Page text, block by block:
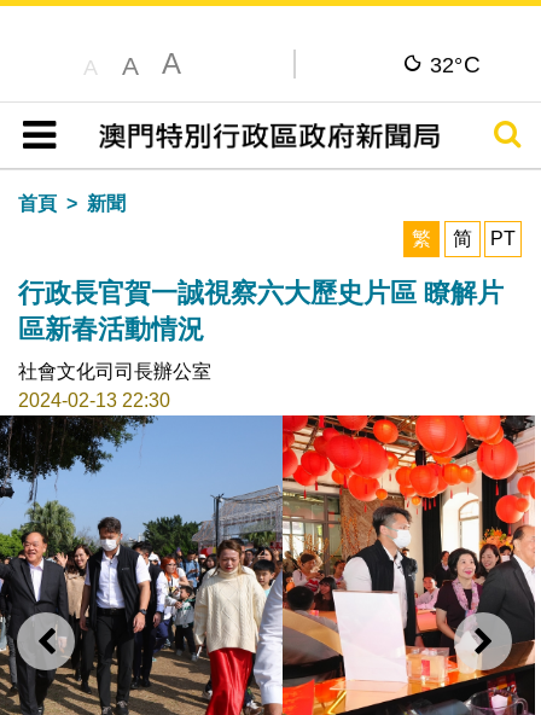
A A A 32°C
目錄
搜尋
首頁
新聞
繁
简 PT
行政長官賀一誠視察六大歷史片區 瞭解片
區新春活動情況
社會文化司司長辦公室
2024-02-13 22:30
上一則 下一